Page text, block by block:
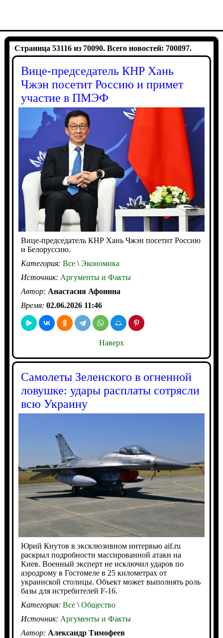
Страница 53116 из 70090. Всего новостей: 700897.
Вице-председатель КНР Хань
Чжэн посетит Россию и примет
участие в ПМЭФ
Вице-председатель КНР Хань Чжэн посетит Россию
и Белоруссию.
Категория: Все\Экономика
Источник: Аргументы и Факты
Автор: Анастасия Афонина
Время: 02.06.2026 11:46
Наверх
Самолеты Зеленского в огненной
ловушке: удары расплаты сотрясли
всю Украину
Юрий Кнутов в эксклюзивном интервью aif.ru
раскрыл подробности массированной атаки на
Киев. Военный эксперт не исключил ударов по
аэродрому в Гостомеле в 25 километрах от
украинской столицы. Объект может выполнять роль
базы для истребителей F-16.
Категория: Все\Общество
Источник: Аргументы и Факты
Автор: Александр Тимофеев